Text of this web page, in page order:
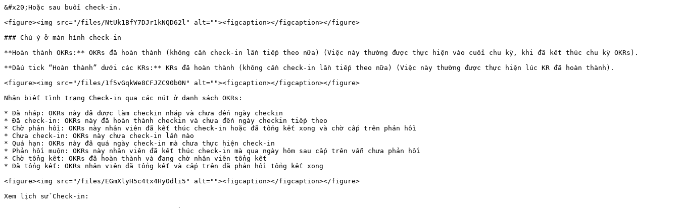
&#x20;Hoặc sau buổi check-in.
<figure><img src="/files/NtUk1BfY7DJr1kNQD62l" alt=""><figcaption></figcaption></figure>
### Chú ý ở màn hình check-in
**Hoàn thành OKRs:** OKRs đã hoàn thành (không cần check-in lần tiếp theo nữa) (Việc này thường được thực hiện vào cuối chu kỳ, khi đã kết thúc chu kỳ OKRs).
**Dấu tick “Hoàn thành” dưới các KRs:** KRs đã hoàn thành (không cần check-in lần tiếp theo nữa) (Việc này thường được thực hiện lúc KR đã hoàn thành).
<figure><img src="/files/1f5vGqkWe8CFJZC90b0N" alt=""><figcaption></figcaption></figure>
Nhận biết tình trạng Check-in qua các nút ở danh sách OKRs:
* Đã nháp: OKRs này đã được làm checkin nháp và chưa đến ngày checkin
* Đã check-in: OKRs này đã hoàn thành checkin và chưa đến ngày checkin tiếp theo
* Chờ phản hồi: OKRs này nhân viên đã kết thúc check-in hoặc đã tổng kết xong và chờ cấp trên phản hồi
* Chưa check-in: OKRs này chưa check-in lần nào
* Quá hạn: OKRs này đã quá ngày check-in mà chưa thực hiện check-in
* Phản hồi muộn: OKRs này nhân viên đã kết thúc check-in mà qua ngày hôm sau cấp trên vẫn chưa phản hồi
* Chờ tổng kết: OKRs đã hoàn thành và đang chờ nhân viên tổng kết
* Đã tổng kết: OKRs nhân viên đã tổng kết và cấp trên đã phản hồi tổng kết xong
<figure><img src="/files/EGmXlyH5c4tx4HyOdli5" alt=""><figcaption></figcaption></figure>
Xem lịch sử Check-in: